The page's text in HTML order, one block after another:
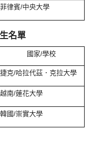
菲律賓/中央大學
名單
國家/學校
捷克/哈拉代茲．克拉大學
越南/蓮花大學
韓國/崇實大學